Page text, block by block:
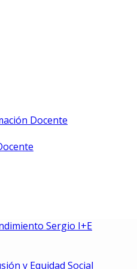
y Economía de Datos
Integral y Negocios
en Teatro Musical
en Innovación y
Docente
Sergio I+E
y Equidad Social